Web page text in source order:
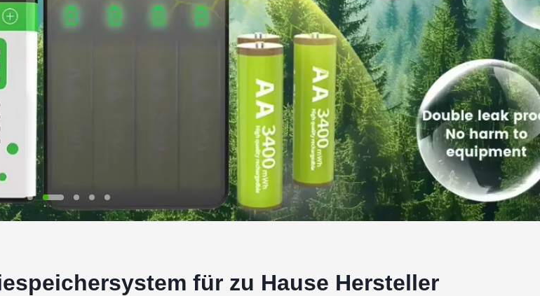
für zu Hause Hersteller